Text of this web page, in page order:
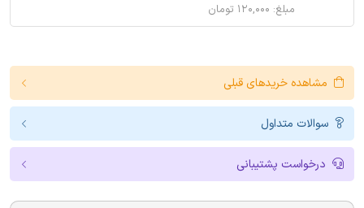
مبلغ: ۱۲۰,۰۰۰ تومان
مشاهده خریدهای قبلی
سوالات متداول
درخواست پشتیبانی